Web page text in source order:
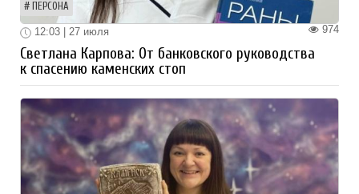
ПЕРСОНА
974
12:03 | 27 июля
Светлана Карпова: От банковского руководства
к спасению каменских стоп